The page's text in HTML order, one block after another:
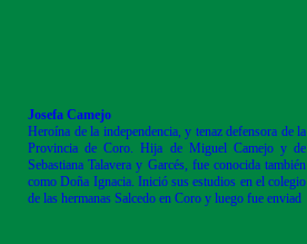
Josefa Camejo
Heroína de la independencia, y tenaz defensora de la
Provincia de Coro. Hija de Miguel Camejo y de
Sebastiana Talavera y Garcés, fue conocida también
como Doña Ignacia. Inició sus estudios en el colegio
de las hermanas Salcedo en Coro y luego fue enviad